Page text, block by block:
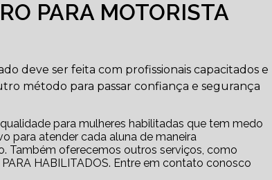
PARA MOTORISTA
deve ser feita com profissionais capacitados e
método para passar confiança e segurança
para mulheres habilitadas que tem medo
para atender cada aluna de maneira
Também oferecemos outros serviços, como
HABILITADOS. Entre em contato conosco